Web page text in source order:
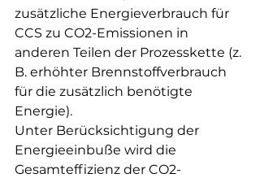
zusätzliche Energieverbrauch für
CCS zu CO2-Emissionen in
anderen Teilen der Prozesskette (z.
B. erhöhter Brennstoffverbrauch
für die zusätzlich benötigte
Energie).
Unter Berücksichtigung der
Energieeinbuße wird die
Gesamteffizienz der CO2-